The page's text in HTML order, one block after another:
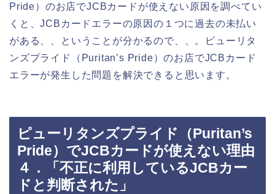
Pride）のお店でJCBカードが使えない原因を調べてい
くと、JCBカードエラーの原因の１つに過去の未払い
がある、、ということが分かるので、、。ピューリタ
ンズプライド（Puritan’s Pride）のお店でJCBカード
エラーが発生した問題を解決できると思います。
ピューリタンズプライド（Puritan’s
Pride）でJCBカードが使えない理由
４．「不正に利用しているJCBカー
ドと判断された」